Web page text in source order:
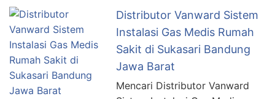
Distributor Vanward Sistem
Instalasi Gas Medis Rumah
Sakit di Sukasari Bandung
Jawa Barat
Mencari Distributor Vanward